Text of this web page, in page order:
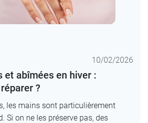
10/02/2026
et abîmées en hiver :
?
les mains sont particulièrement
Si on ne les préserve pas, des